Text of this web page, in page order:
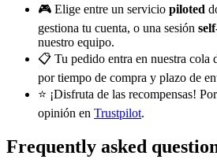
🎮 Elige entre un servicio piloted
gestiona tu cuenta, o una sesión
nuestro equipo.
📋 Tu pedido entra en nuestra cola
por tiempo de compra y plazo de
⭐ ¡Disfruta de las recompensas!
opinión en Trustpilot.
Frequently asked